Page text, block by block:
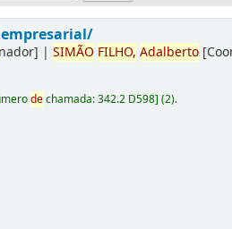
nador] |SIMÃO FILHO, Adalberto
dechamada:342.2 D598](2).